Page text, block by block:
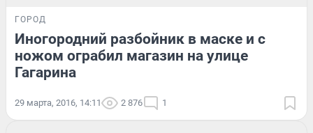
ГОРОД
Иногородний разбойник в маске и с
ножом ограбил магазин на улице
Гагарина
29 марта, 2016, 14:11 2 876 1